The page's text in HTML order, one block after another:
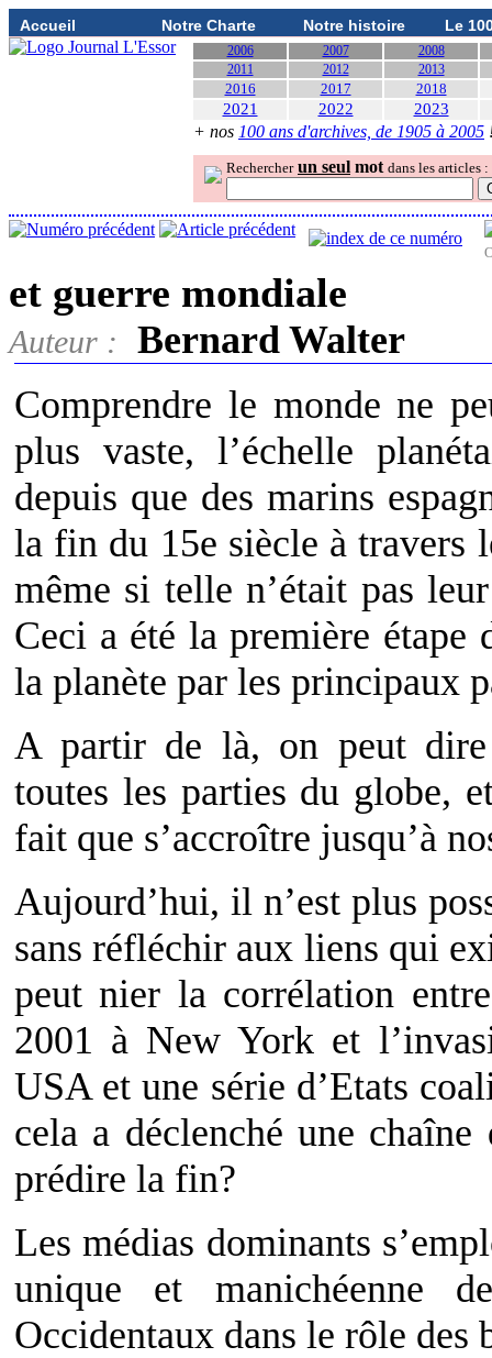
Accueil Notre Charte Notre histoire Le
2006 2007
2008
2011
2012 2013
2016 2017 2018
2021 2022 2023
+ nos 100 ans d'archives, de 1905 à 2005
Rechercher un seul mot dans les articles :
et guerre mondiale
Auteur :
Bernard Walter
Comprendre le monde ne
plus vaste, l’échelle
depuis que des marins
la fin du 15e siècle à travers
même si telle n’était pas
Ceci a été la première étape
la planète par les principaux
A partir de là, on peut dire
toutes les parties du globe,
fait que s’accroître jusqu’à
Aujourd’hui, il n’est plus
sans réfléchir aux liens qui
peut nier la corrélation
2001 à New York et
USA et une série d’Etats
cela a déclenché une
prédire la fin?
Les médias dominants
unique et manichéenne
Occidentaux dans le rôle des